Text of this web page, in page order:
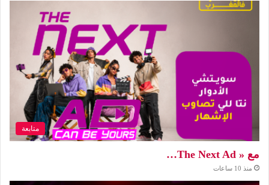
متابعة
مع « The Next Ad…
منذ 10 ساعات